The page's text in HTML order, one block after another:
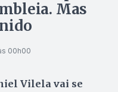
Mas
00h00
Vilela vai se